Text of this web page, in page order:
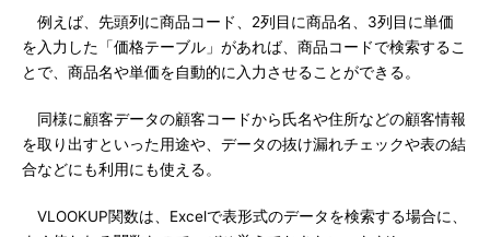
例えば、先頭列に商品コード、2列目に商品名、3列目に単価
を入力した「価格テーブル」があれば、商品コードで検索するこ
とで、商品名や単価を自動的に入力させることができる。
同様に顧客データの顧客コードから氏名や住所などの顧客情報
を取り出すといった用途や、データの抜け漏れチェックや表の結
合などにも利用にも使える。
VLOOKUP関数は、Excelで表形式のデータを検索する場合に、